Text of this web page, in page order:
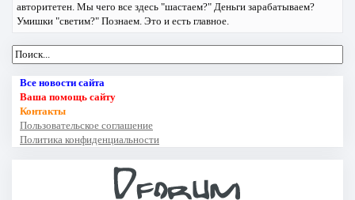
авторитетен. Мы чего все здесь "шастаем?" Деньги зарабатываем?
Умишки "светим?" Познаем. Это и есть главное.
Все новости сайта
Ваша помощь сайту
Контакты
Пользовательское соглашение
Политика конфиденциальности